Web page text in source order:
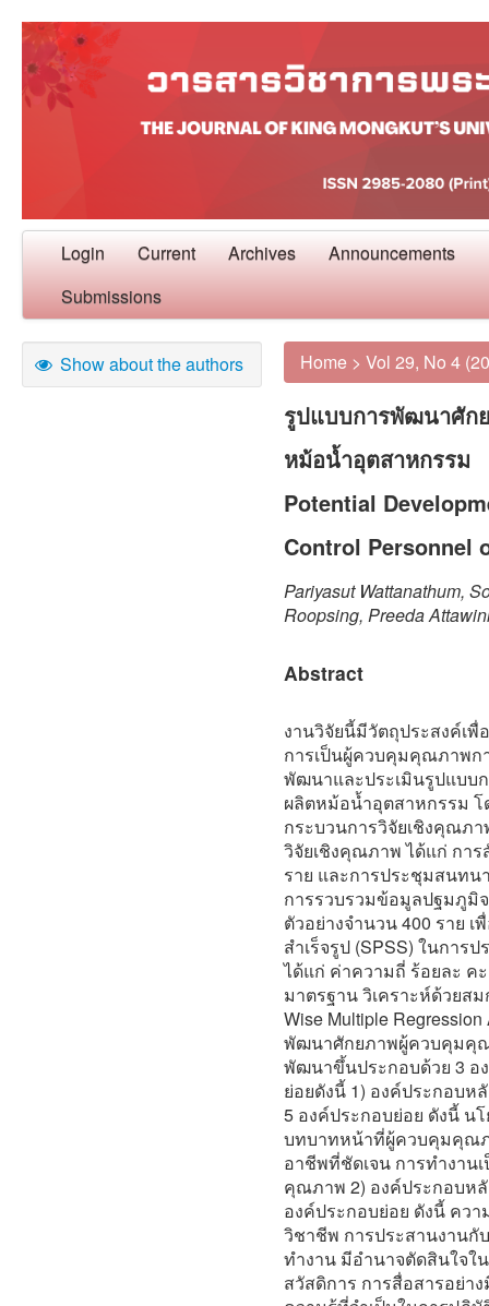
Login Current Archives Announcements
Submissions
Show about the authors Home > Vol 29, No 4
รูปแบบการพัฒนาศัก
หม้อน้ำอุตสาหกรรม
Potential
Control Personnel
Pariyasut Wattanathum,
Roopsing, Preeda
Abstract
งานวิจัยนี้มีวัตถุประสงค์เ
การเป็นผู้ควบคุมคุณภาพก
พัฒนาและประเมินรูปแบ
ผลิตหม้อน้ำอุตสาหกรรม
กระบวนการวิจัยเชิงคุณภ
วิจัยเชิงคุณภาพ ได้แก่ กา
ราย และการประชุมสนท
การรวบรวมข้อมูลปฐมภูมิ
ตัวอย่างจำนวน 400 ราย
สำเร็จรูป (SPSS) ในการ
ได้แก่ ค่าความถี่ ร้อยละ ค
มาตรฐาน วิเคราะห์ด้วย
Wise Multiple
พัฒนาศักยภาพผู้ควบคุมคุ
พัฒนาขึ้นประกอบด้วย 3 อ
ย่อยดังนี้ 1) องค์ประกอบ
5 องค์ประกอบย่อย ดังนี้
บทบาทหน้าที่ผู้ควบคุมคุณภ
อาชีพที่ชัดเจน การทำงาน
คุณภาพ 2) องค์ประกอบห
องค์ประกอบย่อย ดังนี้ คว
วิชาชีพ การประสานงาน
ทำงาน มีอำนาจตัดสินใจใ
สวัสดิการ การสื่อสารอย่า